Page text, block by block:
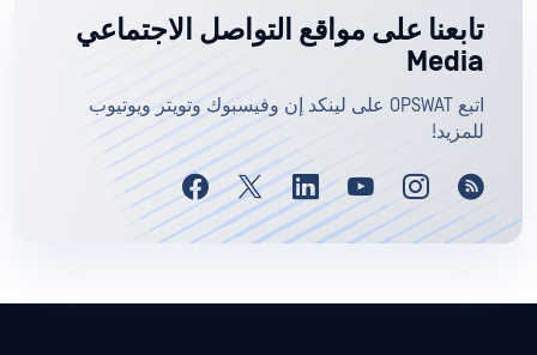
تابعنا على مواقع التواصل الاجتماعي
Media
اتبع OPSWAT على لينكد إن وفيسبوك وتويتر ويوتيوب
للمزيد!